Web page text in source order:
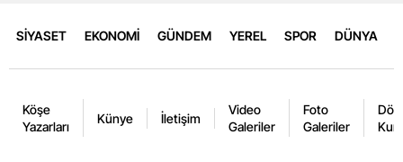
SİYASET EKONOMİ GÜNDEM YEREL SPOR DÜNYA
Köşe
Yazarları
Künye İletişim
Video
Galeriler
Foto
Galeriler